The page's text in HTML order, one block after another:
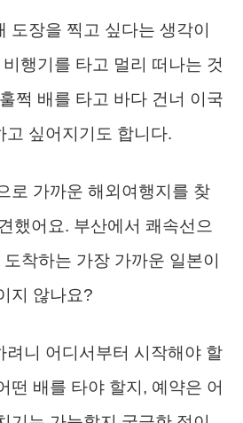
도장을 찍고 싶다는 생각이
행기를 타고 멀리 떠나는 것
쩍 배를 타고 바다 건너 이국
고 싶어지기도 합니다.
로 가까운 해외여행지를 찾
했어요. 부산에서 쾌속선으
착하는 가장 가까운 일본이
지 않나요?
려니 어디서부터 시작해야 할
떤 배를 타야 할지, 예약은 어